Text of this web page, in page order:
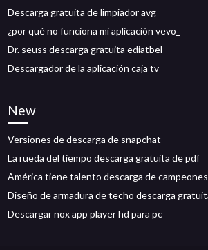
Descarga gratuita de limpiador avg
¿por qué no funciona mi aplicación vevo_
Dr. seuss descarga gratuita ediatbel
Descargador de la aplicación caja tv
New
Versiones de descarga de snapchat
La rueda del tiempo descarga gratuita de pdf
América tiene talento descarga de
Diseño de armadura de techo descarga
Descargar nox app player hd para pc